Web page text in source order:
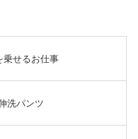
乗せるお仕事
洗パンツ